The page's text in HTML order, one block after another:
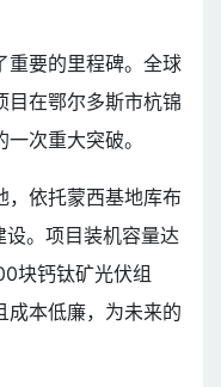
重要的里程碑。全球
目在鄂尔多斯市杭锦
次重大突破。
，依托蒙西基地库布
。项目装机容量达
块钙钛矿光伏组
成本低廉，为未来的